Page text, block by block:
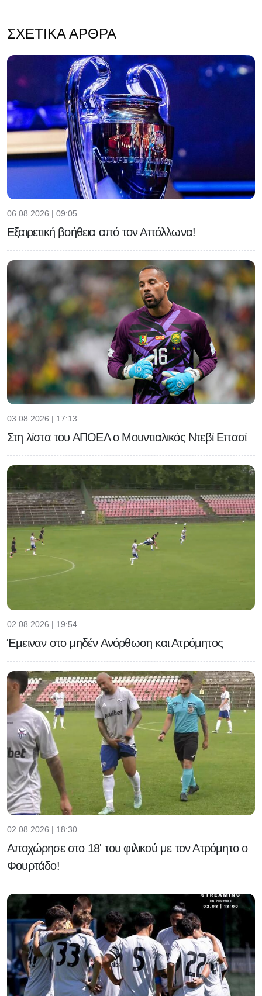
ΣΧΕΤΙΚΆ ΆΡΘΡΑ
06.08.2026 | 09:05
Εξαιρετική βοήθεια από τον Απόλλωνα!
03.08.2026 | 17:13
Στη λίστα του ΑΠΟΕΛ ο Μουντιαλικός Ντεβί Επασί
02.08.2026 | 19:54
Έμειναν στο μηδέν Ανόρθωση και Ατρόμητος
02.08.2026 | 18:30
Αποχώρησε στο 18' του φιλικού με τον Ατρόμητο ο
Φουρτάδο!